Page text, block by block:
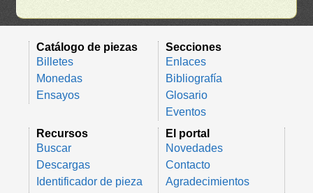
Catálogo de piezas
Billetes
Monedas
Ensayos
Secciones
Enlaces
Bibliografía
Glosario
Eventos
Recursos
Buscar
Descargas
Identificador de pieza
El portal
Novedades
Contacto
Agradecimientos